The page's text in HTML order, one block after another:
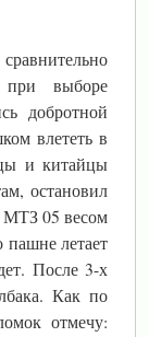
при выборе
добротной
влететь в
и китайцы
остановил
МТЗ 05 весом
летает
После 3-х
Как по
отмечу: